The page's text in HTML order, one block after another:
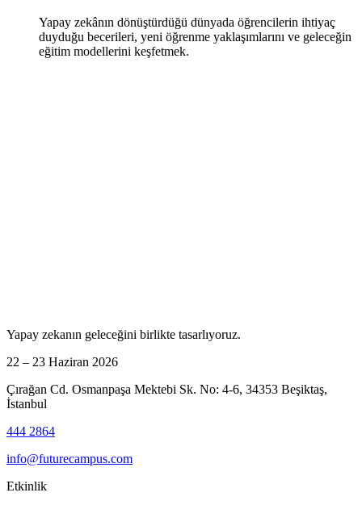
Yapay zekânın dönüştürdüğü dünyada öğrencilerin ihtiyaç
duyduğu becerileri, yeni öğrenme yaklaşımlarını ve geleceğin
eğitim modellerini keşfetmek.
Yapay zekanın geleceğini birlikte tasarlıyoruz.
22 – 23 Haziran 2026
Çırağan Cd. Osmanpaşa Mektebi Sk. No: 4-6, 34353 Beşiktaş,
İstanbul
444 2864
info@futurecampus.com
Etkinlik